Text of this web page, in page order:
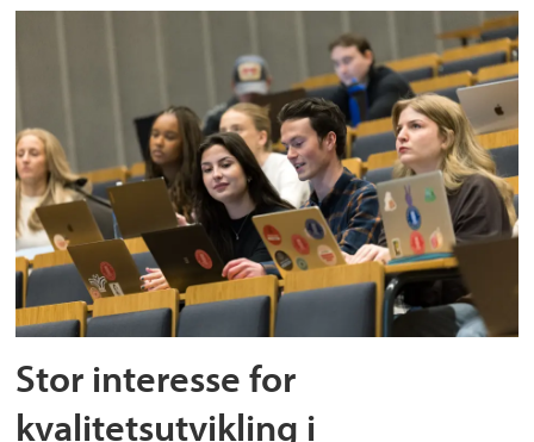
Stor interesse for
kvalitetsutvikling i